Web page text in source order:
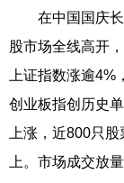
在中国国庆长
股市场全线高开
上证指数涨逾
创业板指创历史
上涨，近800只
上。市场成交放